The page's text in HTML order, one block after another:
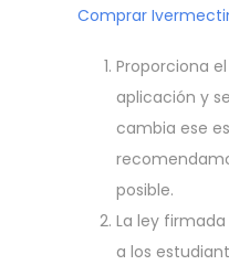
Comprar
Proporciona
aplicación y
cambia ese
posible.
La ley
a los